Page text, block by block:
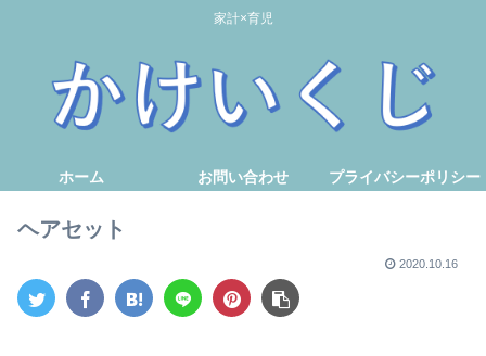
家計×育児
ホーム お問い合わせ プライバシーポリシー
ヘアセット
2020.10.16